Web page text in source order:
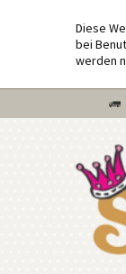
Diese
bei
werden